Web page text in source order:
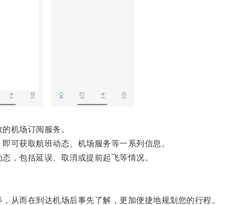
机场订阅服务。
获取航班动态、机场服务等一系列信息。
包括延误、取消或提前起飞等情况。
而在到达机场后事先了解，更加便捷地规划您的行程。